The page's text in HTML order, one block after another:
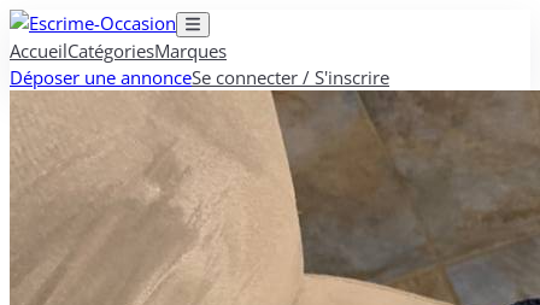
AccueilCatégoriesMarques
Déposer une annonceSe connecter / S'inscrire